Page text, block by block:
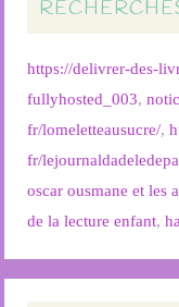
https://delivrer-des-
fullyhosted_003,
fr/lomeletteausucre/,
fr/
oscar ousmane et les
de la lecture enfant,